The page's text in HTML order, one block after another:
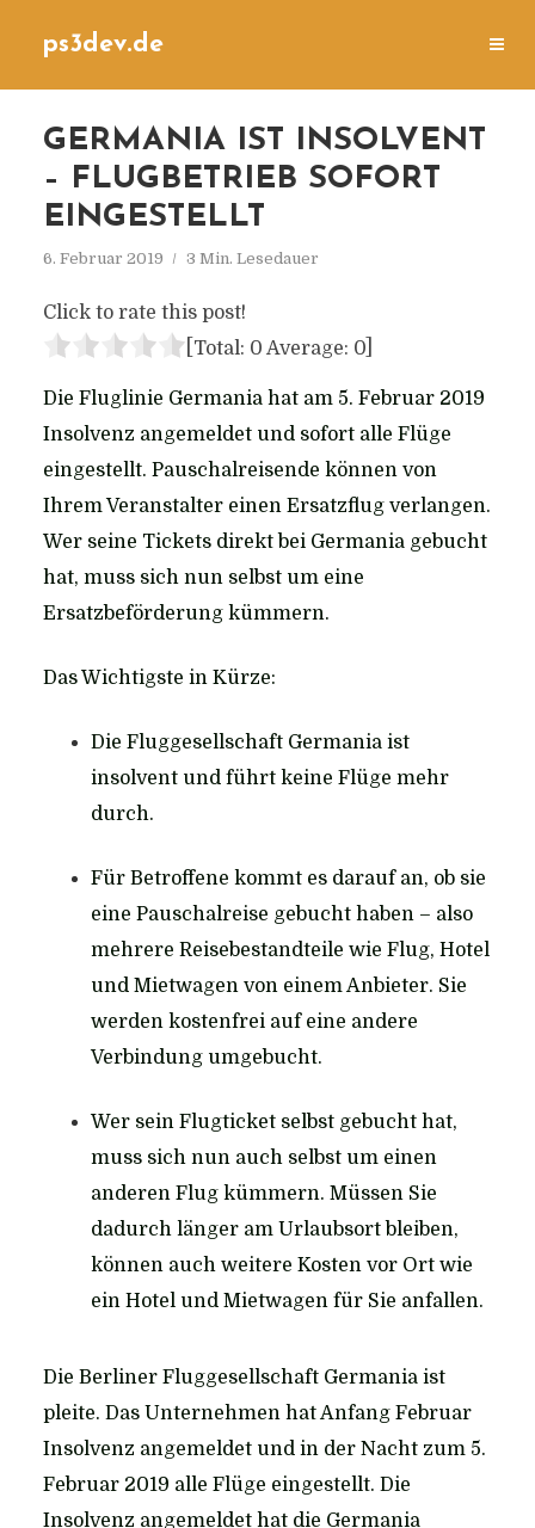
ps3dev.de
GERMANIA IST INSOLVENT
– FLUGBETRIEB SOFORT
EINGESTELLT
6. Februar 2019 3 Min. Lesedauer
Click to rate this post!
[Total: 0 Average: 0]
Die Fluglinie Germania hat am 5. Februar 2019
Insolvenz angemeldet und sofort alle Flüge
eingestellt. Pauschalreisende können von
Ihrem Veranstalter einen Ersatzflug verlangen.
Wer seine Tickets direkt bei Germania gebucht
hat, muss sich nun selbst um eine
Ersatzbeförderung kümmern.
Das Wichtigste in Kürze:
Die Fluggesellschaft Germania ist
insolvent und führt keine Flüge mehr
durch.
Für Betroffene kommt es darauf an, ob sie
eine Pauschalreise gebucht haben – also
mehrere Reisebestandteile wie Flug, Hotel
und Mietwagen von einem Anbieter. Sie
werden kostenfrei auf eine andere
Verbindung umgebucht.
Wer sein Flugticket selbst gebucht hat,
muss sich nun auch selbst um einen
anderen Flug kümmern. Müssen Sie
dadurch länger am Urlaubsort bleiben,
können auch weitere Kosten vor Ort wie
ein Hotel und Mietwagen für Sie anfallen.
Die Berliner Fluggesellschaft Germania ist
pleite. Das Unternehmen hat Anfang Februar
Insolvenz angemeldet und in der Nacht zum 5.
Februar 2019 alle Flüge eingestellt. Die
Insolvenz angemeldet hat die Germania